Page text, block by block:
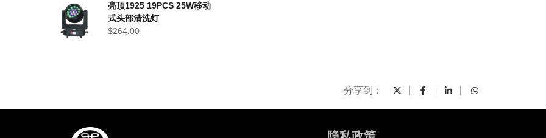
亮顶1925 19PCS 25W移动
式头部清洗灯
$264.00
分享到：